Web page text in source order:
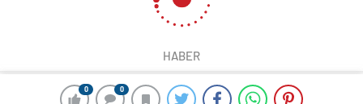
0 0
HABER